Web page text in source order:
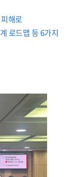
해로
로드맵 등 6가지